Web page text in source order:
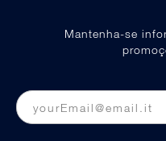
Mantenha-se